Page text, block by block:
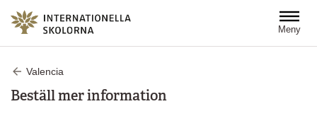
Meny
Valencia
Beställ mer information